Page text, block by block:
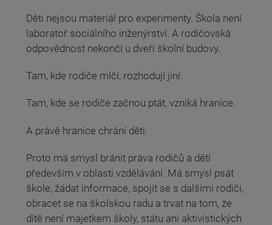
Děti nejsou materiál pro experimenty. Škola není
laboratoř sociálního inženýrství. A rodičovská
odpovědnost nekončí u dveří školní budovy.
Tam, kde rodiče mlčí, rozhodují jiní.
Tam, kde se rodiče začnou ptát, vzniká hranice.
A právě hranice chrání děti.
Proto má smysl bránit práva rodičů a dětí
především v oblasti vzdělávání. Má smysl psát
škole, žádat informace, spojit se s dalšími rodiči,
obracet se na školskou radu a trvat na tom, že
dítě není majetkem školy, státu ani aktivistických